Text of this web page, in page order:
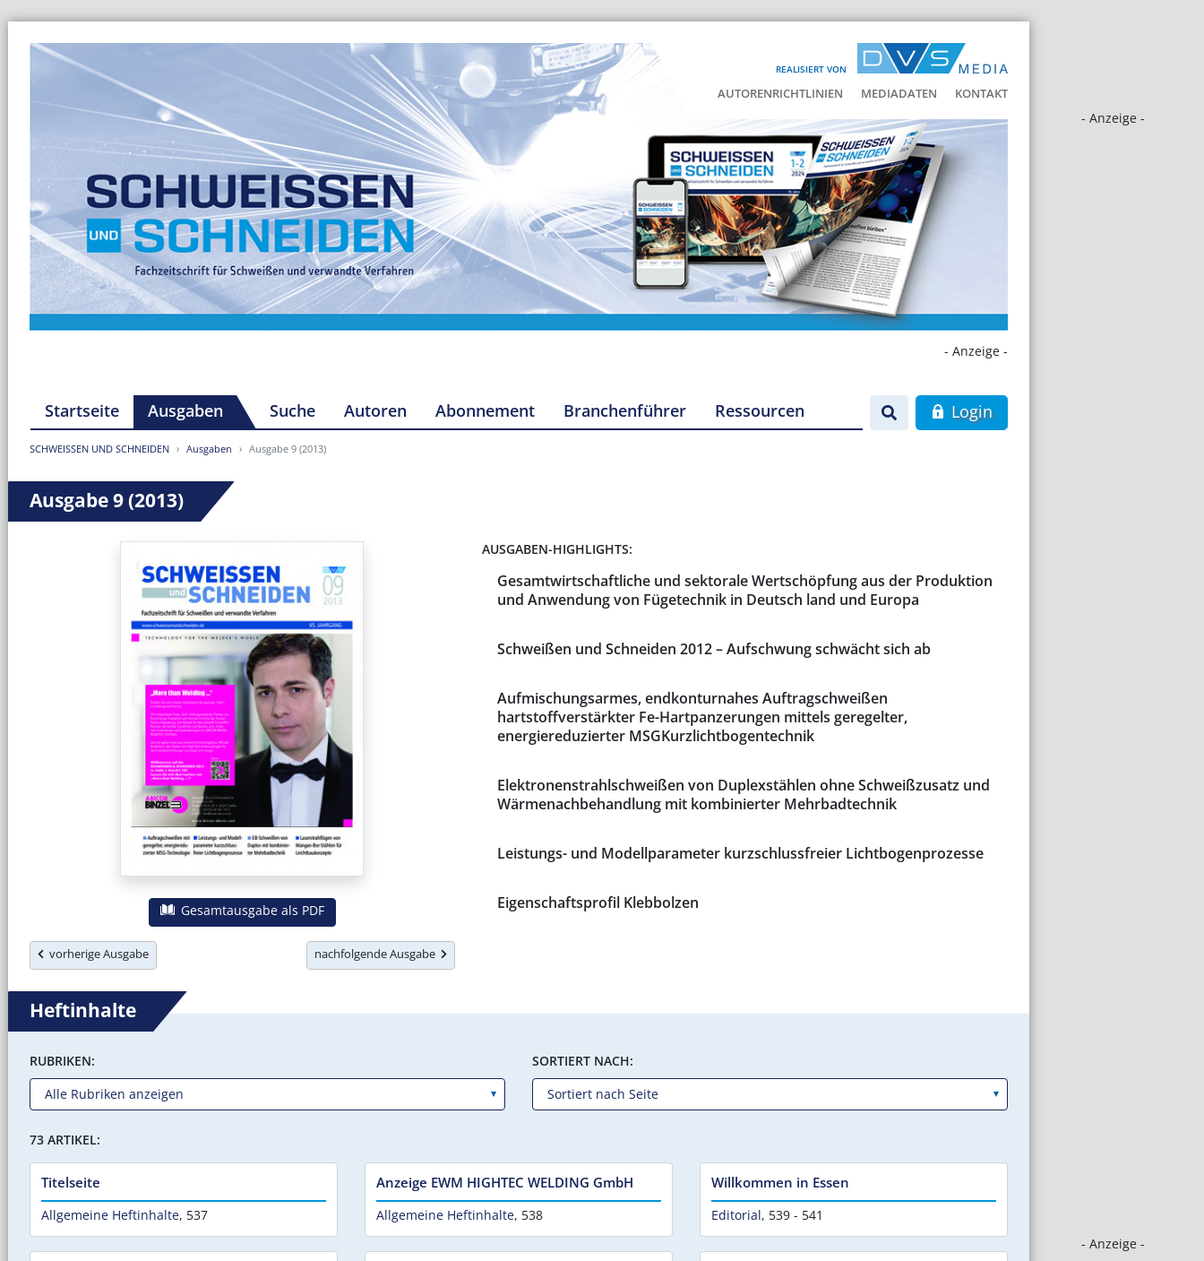
REALISIERT VON
AUTORENRICHTLINIEN MEDIADATEN KONTAKT
- Anzeige -
- Anzeige -
- Anzeige -
Startseite Ausgaben Suche Autoren Abonnement Branchenführer Ressourcen Login
SCHWEISSEN UND SCHNEIDEN Ausgaben Ausgabe 9 (2013)
Ausgabe 9 (2013)
Gesamtausgabe als PDF
vorherige Ausgabe nachfolgende Ausgabe
AUSGABEN-HIGHLIGHTS:
Gesamtwirtschaftliche und sektorale Wertschöpfung aus der Produktion
und Anwendung von Fügetechnik in Deutsch land und Europa
Schweißen und Schneiden 2012 – Aufschwung schwächt sich ab
Aufmischungsarmes, endkonturnahes Auftragschweißen
hartstoffverstärkter Fe-Hartpanzerungen mittels geregelter,
energiereduzierter MSGKurzlichtbogentechnik
Elektronenstrahlschweißen von Duplexstählen ohne Schweißzusatz und
Wärmenachbehandlung mit kombinierter Mehrbadtechnik
Leistungs- und Modellparameter kurzschlussfreier Lichtbogenprozesse
Eigenschaftsprofil Klebbolzen
Heftinhalte
RUBRIKEN: SORTIERT NACH:
73 ARTIKEL:
Titelseite
Allgemeine Heftinhalte, 537
Anzeige EWM HIGHTEC WELDING GmbH
Allgemeine Heftinhalte, 538
Willkommen in Essen
Editorial, 539 - 541